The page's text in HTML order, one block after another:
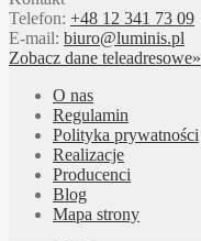
Telefon: +48 12 341 73 09
E-mail: biuro@luminis.pl
Zobacz dane teleadresowe»
O nas
Regulamin
Polityka prywatności
Realizacje
Producenci
Blog
Mapa strony